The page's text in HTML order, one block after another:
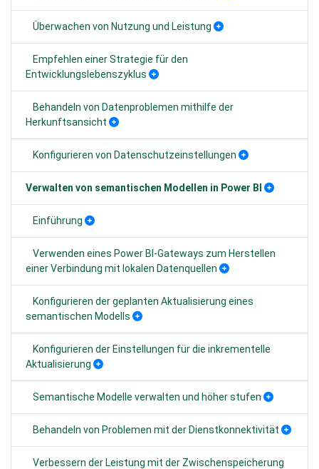
Überwachen von Nutzung und Leistung
Empfehlen einer Strategie für den
Entwicklungslebenszyklus
Behandeln von Datenproblemen mithilfe der
Herkunftsansicht
Konfigurieren von Datenschutzeinstellungen
Verwalten von semantischen Modellen in Power BI
Einführung
Verwenden eines Power BI-Gateways zum Herstellen
einer Verbindung mit lokalen Datenquellen
Konfigurieren der geplanten Aktualisierung eines
semantischen Modells
Konfigurieren der Einstellungen für die inkrementelle
Aktualisierung
Semantische Modelle verwalten und höher stufen
Behandeln von Problemen mit der Dienstkonnektivität
Verbessern der Leistung mit der Zwischenspeicherung